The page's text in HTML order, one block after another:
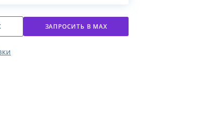
ЗАПРОСИТЬ В МАХ